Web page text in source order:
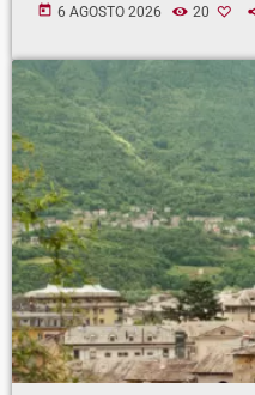
today 6 AGOSTO 2026 20